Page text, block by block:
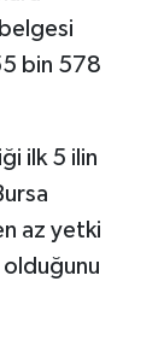
bin 578
ilk 5 ilin
az yetki
olduğunu